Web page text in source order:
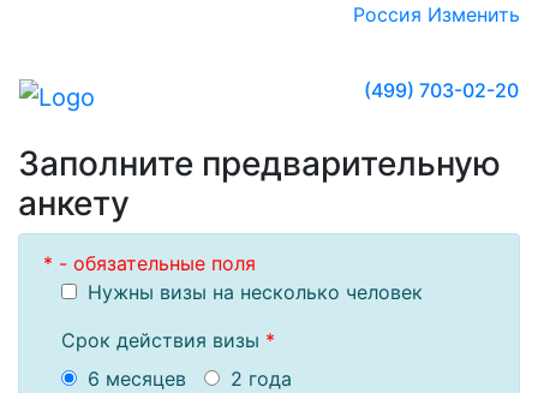
Россия Изменить
(499) 703-02-20
Заполните предварительную
анкету
* - обязательные поля
Нужны визы на несколько человек
Срок действия визы *
6 месяцев
2 года